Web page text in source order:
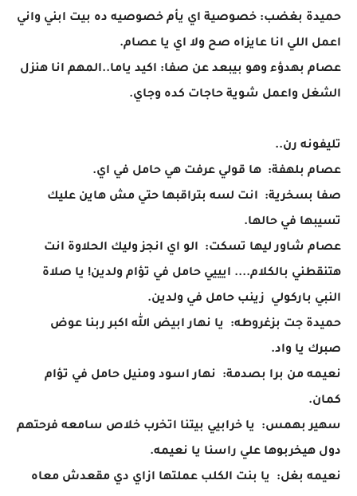
حميدة بغضب: خصوصية اي يأم خصوصيه ده بيت ابني واني
اعمل اللي انا عايزاه صح ولا اي يا عصام.
عصام بهدؤء وهو بيبعد عن صفا: اكيد ياما..المهم انا هنزل
الشغل واعمل شوية حاجات كده وجاي.
تليفونه رن..
عصام بلهفة: ها قولي عرفت هي حامل في اي.
صفا بسخرية: انت لسه بتراقبها حتي مش هاين عليك
تسيبها في حالها.
عصام شاور ليها تسكت: الو اي انجز وليك الحلاوة انت
هتنقطني بالكلام.... ايييي حامل في تؤام ولدين! يا صلاة
النبي باركولي زينب حامل في ولدين.
حميدة جت بزغروطه: يا نهار ابيض الله اكبر ربنا عوض
صبرك يا واد.
نعيمه من برا بصدمة: نهار اسود ومنيل حامل في تؤام
كمان.
سهير بهمس: يا خرابيي بيتنا اتخرب خلاص سامعه فرحتهم
دول هيخربوها علي راسنا يا نعيمه.
نعيمه بغل: يا بنت الكلب عملتها ازاي دي مقعدش معاه